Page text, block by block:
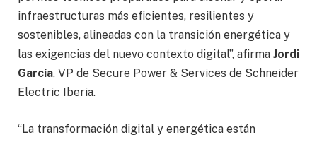
infraestructuras más eficientes, resilientes y
sostenibles, alineadas con la transición energética y
las exigencias del nuevo contexto digital”, afirma Jordi
García, VP de Secure Power & Services de Schneider
Electric Iberia.
“La transformación digital y energética están